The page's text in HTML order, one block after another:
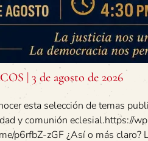
| 3 de agosto de 2026
esta selección de temas
y comunión eclesial.https://
p6rfbZ-zGF ¿Así o más claro?